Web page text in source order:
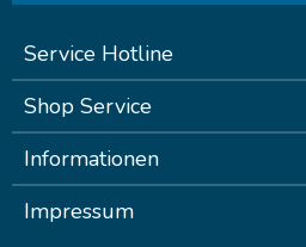
Service Hotline
Shop Service
Informationen
Impressum